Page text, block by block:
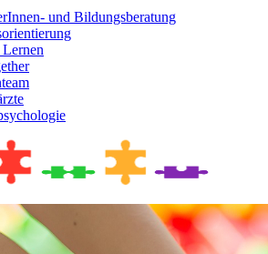
und Bildungsberatung